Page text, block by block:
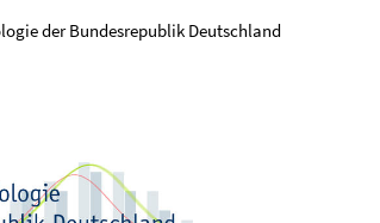
der Bundesrepublik Deutschland